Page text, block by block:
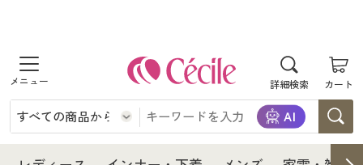
詳細検索 カート
商品を探す
レディース
インナー・下着
レディース
レディース通販すべて
レディースファッション
インナー・下着
インナー・下着通販すべて
メンズ